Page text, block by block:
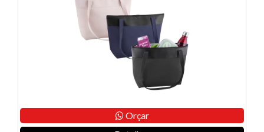
Orçar